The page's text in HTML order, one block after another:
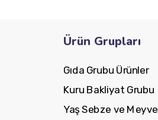
Ürün Grupları
Gıda Grubu Ürünler
Kuru Bakliyat Grubu
Yaş Sebze ve Meyve